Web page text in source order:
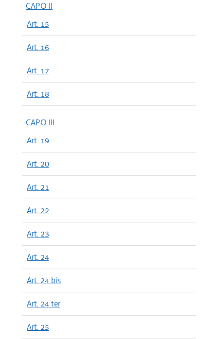
CAPO II
Art. 15
Art. 16
Art. 17
Art. 18
CAPO III
Art. 19
Art. 20
Art. 21
Art. 22
Art. 23
Art. 24
Art. 24 bis
Art. 24 ter
Art. 25